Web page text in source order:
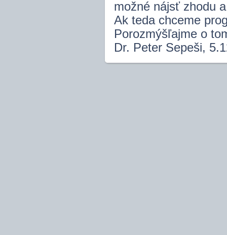
možné nájsť zhodu
Ak teda chceme
Porozmýšľajme o
Dr. Peter Sepeši,